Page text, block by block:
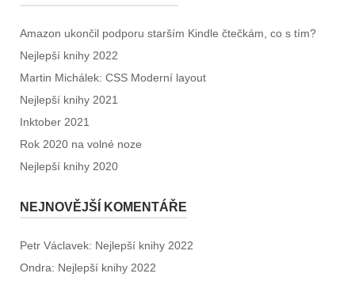
Amazon ukončil podporu starším Kindle čtečkám, co s tím?
Nejlepší knihy 2022
Martin Michálek: CSS Moderní layout
Nejlepší knihy 2021
Inktober 2021
Rok 2020 na volné noze
Nejlepší knihy 2020
NEJNOVĚJŠÍ KOMENTÁŘE
Petr Václavek: Nejlepší knihy 2022
Ondra: Nejlepší knihy 2022